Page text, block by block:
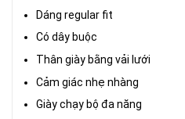
Dáng regular fit
Có dây buộc
Thân giày bằng vải lưới
Cảm giác nhẹ nhàng
Giày chạy bộ đa năng